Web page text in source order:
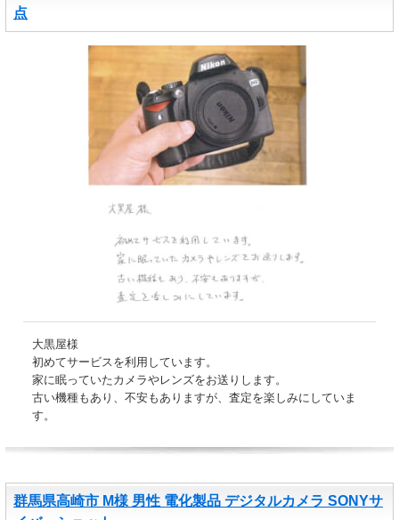
点
大黒屋様
初めてサービスを利用しています。
家に眠っていたカメラやレンズをお送りします。
古い機種もあり、不安もありますが、査定を楽しみにしていま
す。
群馬県高崎市 M様 男性 電化製品 デジタルカメラ SONYサ